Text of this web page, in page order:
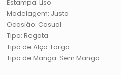
Estampa: Liso
Modelagem: Justa
Ocasião: Casual
Tipo: Regata
Tipo de Alça: Larga
Tipo de Manga: Sem Manga